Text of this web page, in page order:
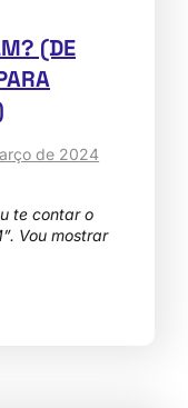
(DE
de 2024
te contar o
Vou mostrar